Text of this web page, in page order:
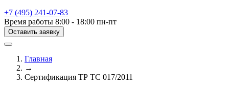
+7 (495) 241-07-83
Время работы 8:00 - 18:00 пн-пт
Оставить заявку
Главная
→
Сертификация ТР ТС 017/2011